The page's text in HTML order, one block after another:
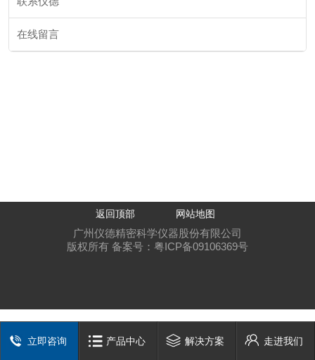
在线留言
返回顶部 网站地图
广州仪德精密科学仪器股份有限公司
版权所有 备案号： 粤ICP备09106369号
立即咨询 产品中心 解决方案 走进我们